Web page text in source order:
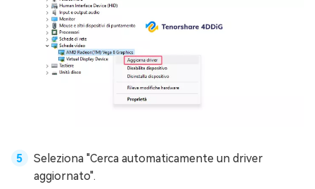
Seleziona "Cerca automaticamente un driver
aggiornato".